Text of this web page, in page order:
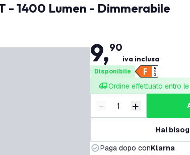
- 1400 Lumen - Dimmerabile
9,90
iva inclusa
Disponibile
Ordine effettuato entro
Riduci quantità
- Aumenta
+
Hai
Paga dopo conKlarna